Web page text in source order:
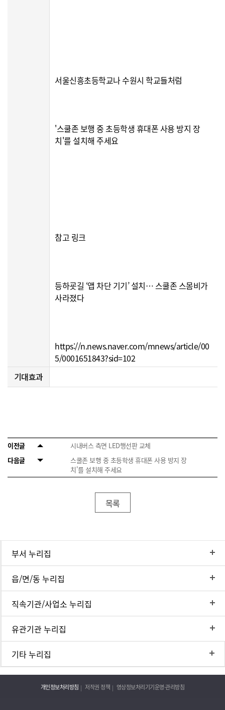
서울신흥초등학교나 수원시 학교들처럼
'스쿨존 보행 중 초등학생 휴대폰 사용 방지 장
치'를 설치해 주세요
참고 링크
등하굣길 ‘앱 차단 기기’ 설치… 스쿨존 스몸비가
사라졌다
https://n.news.naver.com/mnews/article/00
5/0001651843?sid=102
기대효과
이전글
시내버스 측면 LED행선판 교체
다음글
스쿨존 보행 중 초등학생 휴대폰 사용 방지 장
치'를 설치해 주세요
목록
부서 누리집
읍/면/동 누리집
직속기관/사업소 누리집
유관기관 누리집
기타 누리집
개인정보처리방침 저작권 정책 영상정보처리기기운영·관리방침